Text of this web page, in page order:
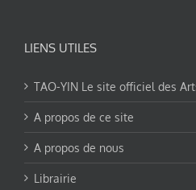
LIENS UTILES
TAO-YIN Le site officiel des
A propos de ce site
A propos de nous
Librairie